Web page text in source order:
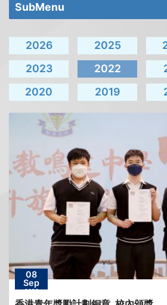
SubMenu
2026 2025
2023
2022
2020
2019
08
Sep
2022